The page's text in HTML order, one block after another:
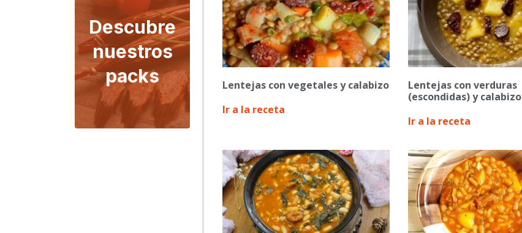
Descubre
nuestros
packs
Lentejas con vegetales y calabizo
Ir a la receta
Lentejas con verduras
(escondidas) y calabizo
Ir a la receta